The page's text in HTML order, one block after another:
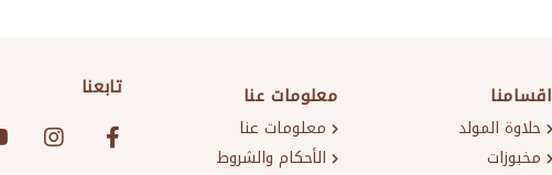
اقسامنا
حلاوة المولد
مخبوزات
معلومات عنا
معلومات عنا
الأحكام والشروط
تابعنا